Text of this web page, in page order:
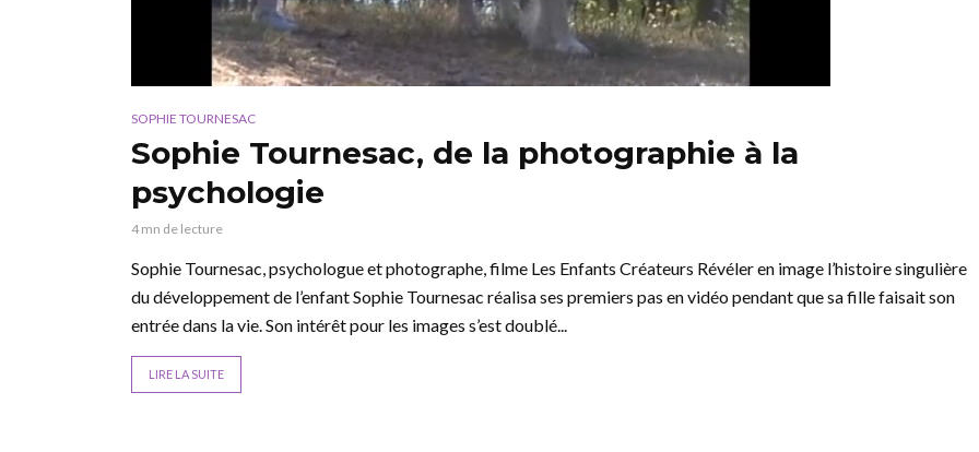
SOPHIE TOURNESAC
Sophie Tournesac, de la photographie à la
psychologie
4 mn de lecture
Sophie Tournesac, psychologue et photographe, filme Les Enfants Créateurs Révéler en image l’histoire singulière
du développement de l’enfant Sophie Tournesac réalisa ses premiers pas en vidéo pendant que sa fille faisait son
entrée dans la vie. Son intérêt pour les images s’est doublé...
LIRE LA SUITE